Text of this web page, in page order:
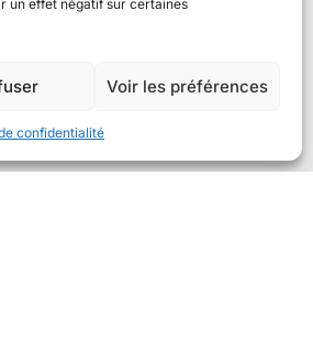
un effet négatif sur certaines
Voir les préférences
confidentialité